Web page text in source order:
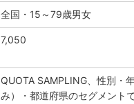
全国・15～79歳男女
7,050
QUOTA SAMPLING、性別・
み）・都道府県のセグメント